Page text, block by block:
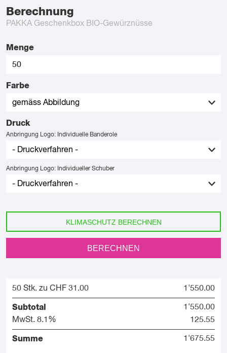
Berechnung
PAKKA Geschenkbox BIO-Gewürznüsse
Menge
Farbe
Druck
Anbringung Logo: Individuelle Banderole
Anbringung Logo: Individueller Schuber
KLIMASCHUTZ BERECHNEN
BERECHNEN
50 Stk. zu CHF 31.00 1'550.00
Subtotal
1'550.00
MwSt. 8.1%
125.55
Summe 1'675.55